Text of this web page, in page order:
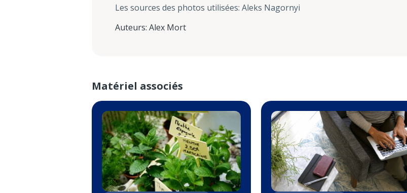
Les sources des photos utilisées: Aleks Nagornyi
Auteurs: Alex Mort
Matériel associés